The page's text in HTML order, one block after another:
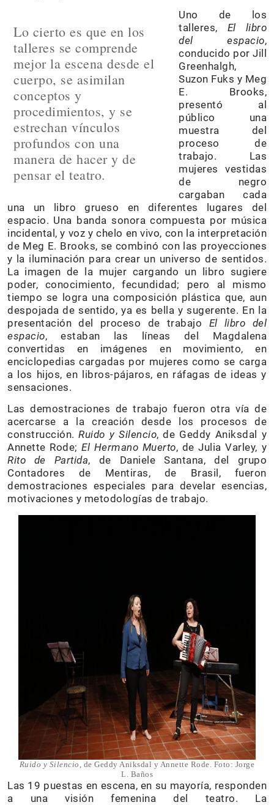
Lo cierto es que en los
talleres se comprende
mejor la escena desde el
cuerpo, se asimilan
conceptos y
procedimientos, y se
estrechan vínculos
profundos con una
manera de hacer y de
pensar el teatro.
Uno de los
talleres, El libro
del espacio,
conducido por Jill
Greenhalgh,
Suzon Fuks y Meg
E. Brooks,
presentó al
público una
muestra del
proceso de
trabajo. Las
mujeres vestidas
de negro
cargaban cada
una un libro grueso en diferentes lugares del
espacio. Una banda sonora compuesta por música
incidental, y voz y chelo en vivo, con la interpretación
de Meg E. Brooks, se combinó con las proyecciones
y la iluminación para crear un universo de sentidos.
La imagen de la mujer cargando un libro sugiere
poder, conocimiento, fecundidad; pero al mismo
tiempo se logra una composición plástica que, aun
despojada de sentido, ya es bella y sugerente. En la
presentación del proceso de trabajo El libro del
espacio, estaban las líneas del Magdalena
convertidas en imágenes en movimiento, en
enciclopedias cargadas por mujeres como se carga
a los hijos, en libros-pájaros, en ráfagas de ideas y
sensaciones.
Las demostraciones de trabajo fueron otra vía de
acercarse a la creación desde los procesos de
construcción.Ruido y Silencio, de Geddy Aniksdal y
Annette Rode;El Hermano Muerto, de Julia Varley, y
Rito de Partida, de Daniele Santana, del grupo
Contadores de Mentiras, de Brasil, fueron
demostraciones especiales para develar esencias,
motivaciones y metodologías de trabajo.
Ruido y Silencio , de Geddy Aniksdal y Annette Rode. Foto: Jorge
L. Baños
Las 19 puestas en escena, en su mayoría, responden
a una visión femenina del teatro. La